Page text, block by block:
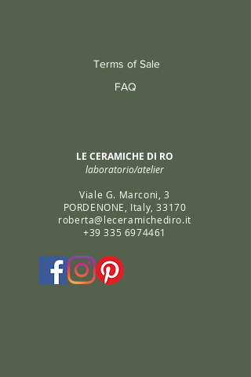
Terms of Sale
FAQ
LE CERAMICHE DI RO
laboratorio/atelier
Viale G. Marconi, 3
PORDENONE, Italy, 33170
roberta@leceramichediro.it
+39 335 6974461